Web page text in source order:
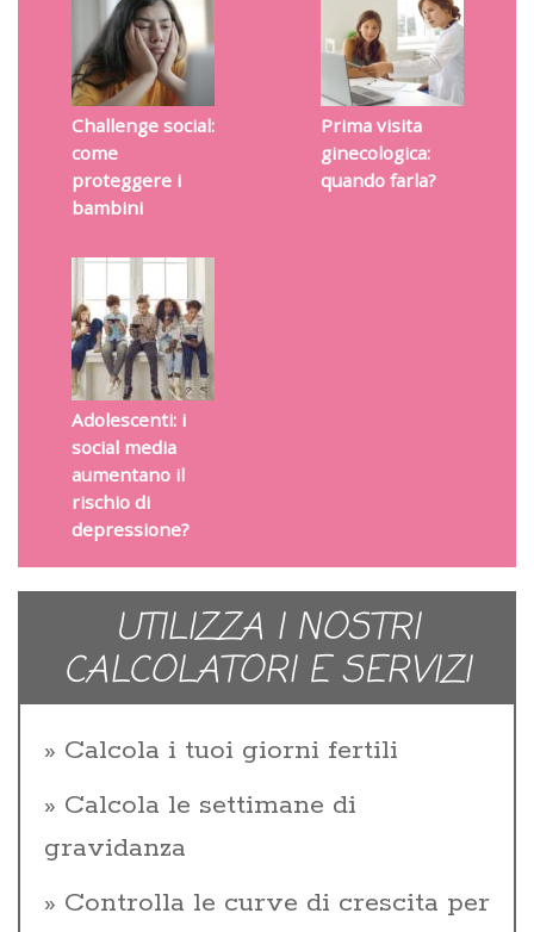
Challenge social:
come
proteggere i
bambini
Prima visita
ginecologica:
quando farla?
Adolescenti: i
social media
aumentano il
rischio di
depressione?
UTILIZZA I NOSTRI
CALCOLATORI E SERVIZI
Calcola i tuoi giorni fertili
Calcola le settimane di
gravidanza
Controlla le curve di crescita per